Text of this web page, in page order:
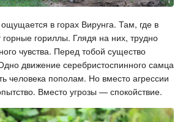
в горах Вирунга. Там, где в
горные гориллы. Глядя на них, трудно
чувства. Перед тобой существо
движение серебристоспинного самца
человека пополам. Но вместо агрессии
Вместо угрозы — спокойствие.